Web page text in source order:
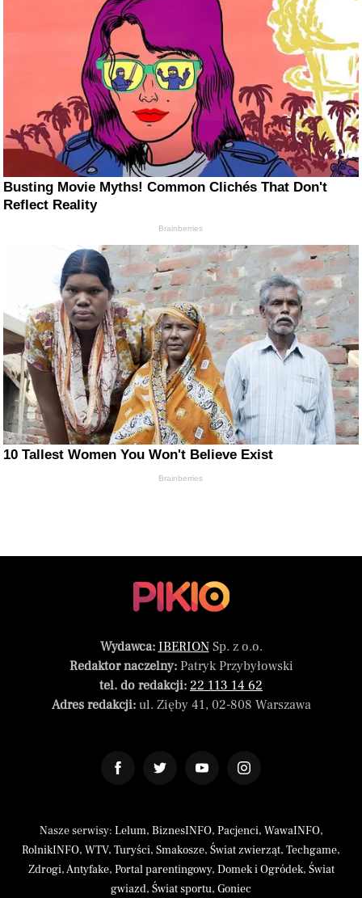
Busting Movie Myths! Common Clichés That Don't
Reflect Reality
Brainberries
10 Tallest Women You Won't Believe Exist
Brainberries
Wydawca: IBERIONSp. z o.o.
Redaktor naczelny:Patryk Przybyłowski
tel. do redakcji: 22 113 14 62
Adres redakcji:ul. Zięby 41, 02-808 Warszawa
Nasze serwisy: Lelum, BiznesINFO, Pacjenci, WawaINFO,
RolnikINFO, WTV, Turyści, Smakosze, Świat zwierząt, Techgame,
Zdrogi,Antyfake, Portal parentingowy, Domek i Ogródek, Świat
gwiazd, Świat sportu, Goniec